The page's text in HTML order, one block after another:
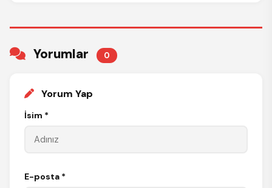
Yorumlar 0
Yorum Yap
İsim *
E-posta *